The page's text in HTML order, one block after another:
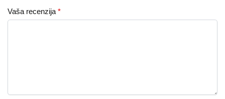
Vaša recenzija *